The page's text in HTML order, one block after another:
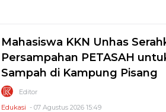
Mahasiswa KKN Unhas
Persampahan PETASAH
Sampah di Kampung Pisang
Editor
Edukasi - 07 Agustus 2026 15:49